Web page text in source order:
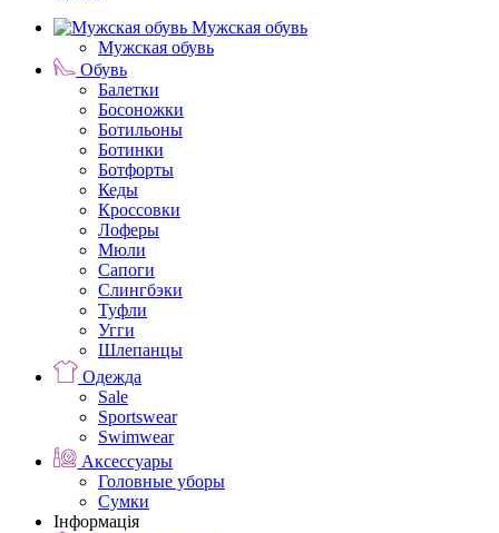
Мужская обувь
Мужская обувь
Обувь
Балетки
Босоножки
Ботильоны
Ботинки
Ботфорты
Кеды
Кроссовки
Лоферы
Мюли
Сапоги
Слингбэки
Туфли
Угги
Шлепанцы
Одежда
Sale
Sportswear
Swimwear
Аксессуары
Головные уборы
Сумки
Інформація